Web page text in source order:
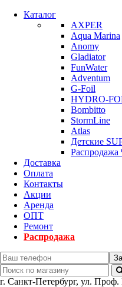
Каталог
AXPER
Aqua Marina
Anomy
Gladiator
FunWater
Adventum
G-Foil
HYDRO-
Bombitto
StormLine
Atlas
Детские
Распродажа
Доставка
Оплата
Контакты
Акции
Аренда
ОПТ
Ремонт
Распродажа
г. Санкт-Петербург, ул. Проф.